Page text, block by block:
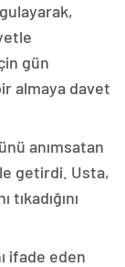
gün
almaya davet
anımsatan
getirdi. Usta,
ifade eden